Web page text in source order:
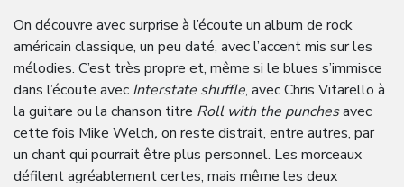
On découvre avec surprise à l’écoute un album de rock
américain classique, un peu daté, avec l’accent mis sur les
mélodies. C’est très propre et, même si le blues s’immisce
dans l’écoute avec Interstate shuffle, avec Chris Vitarello à
la guitare ou la chanson titre Roll with the punchesavec
cette fois Mike Welch, on reste distrait, entre autres, par
un chant qui pourrait être plus personnel. Les morceaux
défilent agréablement certes, mais même les deux